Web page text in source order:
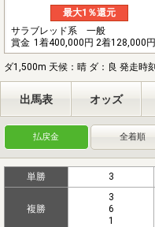
最大1％還元
サラブレッド系 一般
賞金 1着400,000円 2着128,000
ダ1,500m 天候：晴 ダ：良 発走時
出馬表 オッズ
払戻金 全着順
単勝 3
複勝
3
6
1